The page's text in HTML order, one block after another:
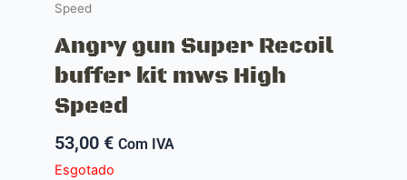
Speed
Angry gun Super Recoil
buffer kit mws High
Speed
53,00 € Com IVA
Esgotado